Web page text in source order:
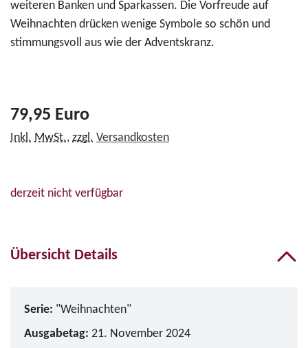
weiteren Banken und Sparkassen. Die Vorfreude auf
Weihnachten drücken wenige Symbole so schön und
stimmungsvoll aus wie der Adventskranz.
79,95 Euro
Inkl. MwSt., zzgl. Versandkosten
derzeit nicht verfügbar
Übersicht Details
Serie: "Weihnachten"
Ausgabetag: 21. November 2024